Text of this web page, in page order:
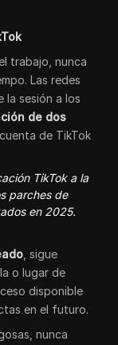
trabajo, nunca
Las redes
la sesión a los
de dos
de TikTok
TikTok a la
parches de
en 2025.
, sigue
o lugar de
disponible
en el futuro.
nunca